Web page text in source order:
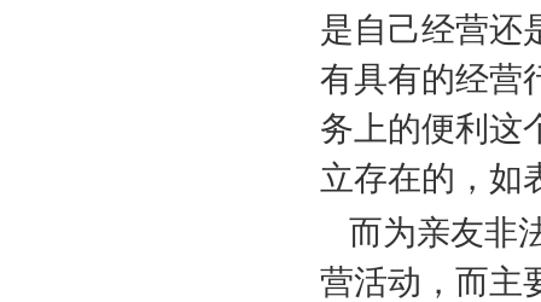
是自己经营还
有具有的经营
务上的便利这
立存在的，如
而为亲友非
营活动，而主